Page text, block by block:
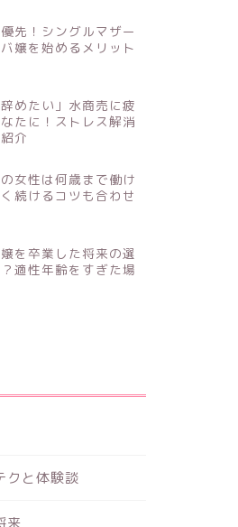
先！シングルマザー
嬢を始めるメリット
辞めたい」水商売に疲
たに！ストレス解消
介
女性は何歳まで働け
続けるコツも合わせ
を卒業した将来の選
適性年齢をすぎた場
クと体験談
来